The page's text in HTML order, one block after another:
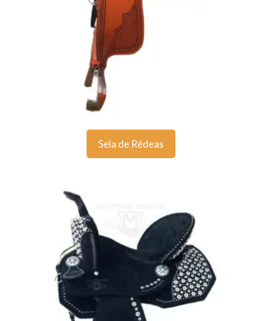
Sela de Rédeas